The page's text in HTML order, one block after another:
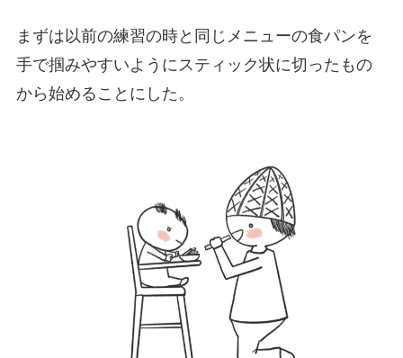
まずは以前の練習の時と同じメニューの食パンを
手で掴みやすいようにスティック状に切ったもの
から始めることにした。